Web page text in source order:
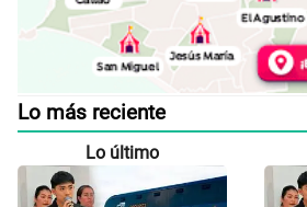
Lo más reciente
Lo último